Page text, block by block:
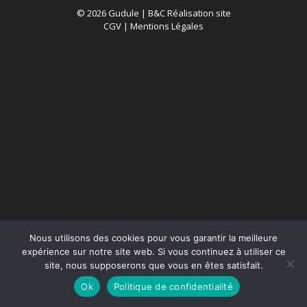
© 2026 Gudule | B&C Réalisation site
CGV | Mentions Légales
Nous utilisons des cookies pour vous garantir la meilleure
expérience sur notre site web. Si vous continuez à utiliser ce
site, nous supposerons que vous en êtes satisfait.
Ok
Politique de confidentialité